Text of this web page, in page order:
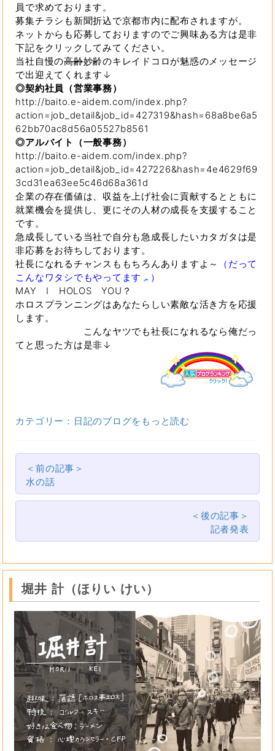
員で求めております。
募集チラシも新聞折込で京都市内に配布されますが。
ネットからも応募しておりますのでご興味ある方は是非
下記をクリックしてみてください。
当社自慢の高齢妙齢のキレイドコロが魅惑のメッセージ
で出迎えてくれます↓
◎契約社員（営業事務）
http://baito.e-aidem.com/index.php?
action=job_detail&job_id=427319&hash=68a8be6a5
62bb70ac8d56a05527b8561
◎アルバイト（一般事務）
http://baito.e-aidem.com/index.php?
action=job_detail&job_id=427226&hash=4e4629f69
3cd31ea63ee5c46d68a361d
企業の存在価値は、収益を上げ社会に貢献するとともに
就業機会を提供し、更にその人材の成長を支援すること
です。
急成長している当社で自分も急成長したいカタガタは是
非応募をお待ちしております。
社長になれるチャンスももちろんありますよ～
（だって
こんなワタシでもやってます
）
MAY I HOLOS YOU？
ホロスプランニングはあなたらしい素敵な活き方を応援
します。
こんなヤツでも社長になれるなら俺だっ
てと思った方は是非↓
カテゴリー：日記のブログをもっと読む
＜前の記事＞
水の話
＜後の記事＞
記者発表
堀井 計（ほりい けい）